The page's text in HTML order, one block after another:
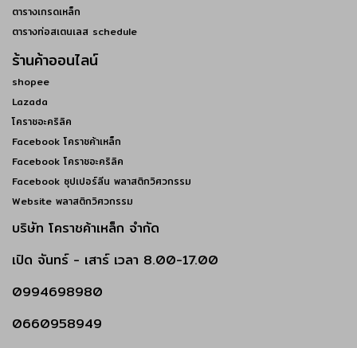
ตารางเกรดเหล็ก
ตารางท่อสเตนเลส schedule
ร้านค้าออนไลน์
shopee
Lazada
โคราชอะคริลิค
Facebook โคราชค้าเหล็ก
Facebook โคราชอะคริลิค
Facebook ซุปเปอร์ลีน พลาสติกวิศวกรรม
Website พลาสติกวิศวกรรม
บริษัท โคราชค้าเหล็ก จำกัด
เปิด จันทร์ - เสาร์ เวลา 8.00-17.00
0994698980
0660958949